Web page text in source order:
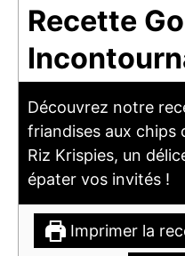
Recette
Découvrez notre
friandises aux chips
Riz Krispies, un
épater vos invités !
Imprimer la